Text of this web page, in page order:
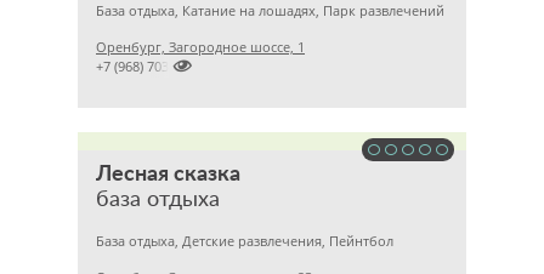
База отдыха, Катание на лошадях, Парк развлечений
Оренбург, Загородное шоссе, 1

+7 (968) 703
Лесная сказка
база отдыха
База отдыха, Детские развлечения, Пейнтбол